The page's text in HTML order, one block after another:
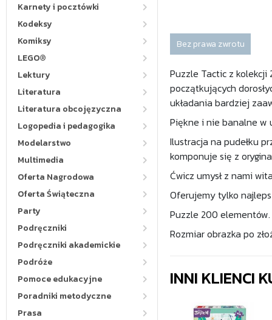
Karnety i pocztówki
Kodeksy
Komiksy
LEGO®
Lektury
Literatura
Literatura obcojęzyczna
Logopedia i pedagogika
Modelarstwo
Multimedia
Oferta Nagrodowa
Oferta Świąteczna
Party
Podręczniki
Podręczniki akademickie
Podróże
Pomoce edukacyjne
Poradniki metodyczne
Prasa
Bez prawa zwrotu
Puzzle Tactic z
początkujących
układania bardziej
Piękne i nie banalne w
Ilustracja na pudełku
komponuje się z
Ćwicz umysł z nami
Oferujemy tylko
Puzzle 200 elementów.
Rozmiar obrazka po
INNI KLIENCI